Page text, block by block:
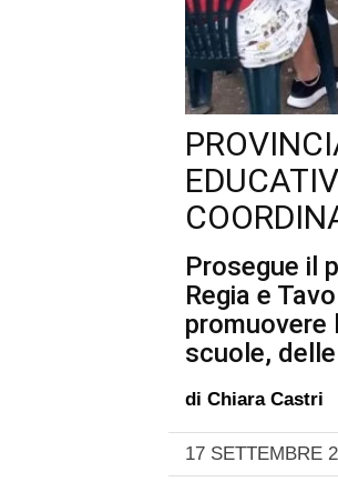
Prosegue il
Regia e
scuole,
di Chiara Castri
17 SETTEMBRE